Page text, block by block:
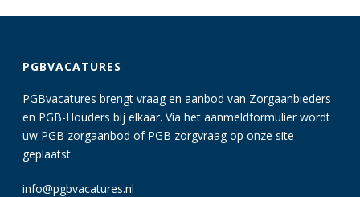
PGBVACATURES
PGBvacatures brengt vraag en aanbod van Zorgaanbieders
en PGB-Houders bij elkaar. Via het aanmeldformulier wordt
uw PGB zorgaanbod of PGB zorgvraag op onze site
geplaatst.
info@pgbvacatures.nl